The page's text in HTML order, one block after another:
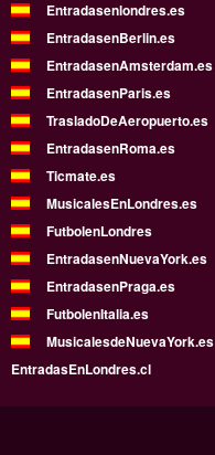
Entradasenlondres.es
EntradasenBerlin.es
EntradasenAmsterdam.es
EntradasenParis.es
TrasladoDeAeropuerto.es
EntradasenRoma.es
Ticmate.es
MusicalesEnLondres.es
FutbolenLondres
EntradasenNuevaYork.es
EntradasenPraga.es
FutbolenItalia.es
MusicalesdeNuevaYork.es
EntradasEnLondres.cl